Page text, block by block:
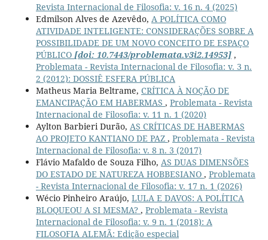
Revista Internacional de Filosofia: v. 16 n. 4 (2025)
Edmilson Alves de Azevêdo, A POLÍTICA COMO
ATIVIDADE INTELIGENTE: CONSIDERAÇÕES SOBRE A
POSSIBILIDADE DE UM NOVO CONCEITO DE ESPAÇO
PÚBLICO [doi: 10.7443/problemata.v3i2.14953],
Problemata - Revista Internacional de Filosofia: v. 3 n.
2 (2012): DOSSIÊ ESFERA PÚBLICA
Matheus Maria Beltrame, CRÍTICA À NOÇÃO DE
EMANCIPAÇÃO EM HABERMAS , Problemata - Revista
Internacional de Filosofia: v. 11 n. 1 (2020)
Aylton Barbieri Durão, AS CRÍTICAS DE HABERMAS
AO PROJETO KANTIANO DE PAZ , Problemata - Revista
Internacional de Filosofia: v. 8 n. 3 (2017)
Flávio Mafaldo de Souza Filho, AS DUAS DIMENSÕES
DO ESTADO DE NATUREZA HOBBESIANO , Problemata
- Revista Internacional de Filosofia: v. 17 n. 1 (2026)
Wécio Pinheiro Araújo, LULA E DAVOS: A POLÍTICA
BLOQUEOU A SI MESMA? , Problemata - Revista
Internacional de Filosofia: v. 9 n. 1 (2018): A
FILOSOFIA ALEMÃ: Edição especial